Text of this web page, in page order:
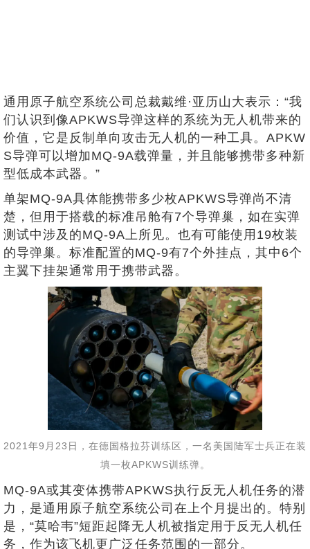
通用原子航空系统公司总裁戴维·亚历山大表示：“我
们认识到像APKWS导弹这样的系统为无人机带来的
价值，它是反制单向攻击无人机的一种工具。APKW
S导弹可以增加MQ-9A载弹量，并且能够携带多种新
型低成本武器。”
单架MQ-9A具体能携带多少枚APKWS导弹尚不清
楚，但用于搭载的标准吊舱有7个导弹巢，如在实弹
测试中涉及的MQ-9A上所见。也有可能使用19枚装
的导弹巢。标准配置的MQ-9有7个外挂点，其中6个
主翼下挂架通常用于携带武器。
2021年9月23日，在德国格拉芬训练区，一名美国陆军士兵正在装
填一枚APKWS训练弹。
MQ-9A或其变体携带APKWS执行反无人机任务的潜
力，是通用原子航空系统公司在上个月提出的。特别
是，“莫哈韦”短距起降无人机被指定用于反无人机任
务，作为该飞机更广泛任务范围的一部分。